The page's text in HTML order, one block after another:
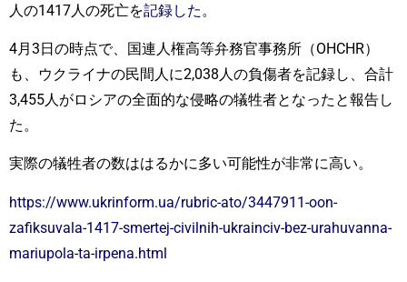
人の1417人の死亡を記録した 。
4月3日の時点で、国連人権高等弁務官事務所（OHCHR）
も、ウクライナの民間人に2,038人の負傷者を記録し、合計
3,455人がロシアの全面的な侵略の犠牲者となったと報告し
た。
実際の犠牲者の数ははるかに多い可能性が非常に高い。
https://www.ukrinform.ua/rubric-ato/3447911-oon-
zafiksuvala-1417-smertej-civilnih-ukrainciv-bez-urahuvanna-
mariupola-ta-irpena.html